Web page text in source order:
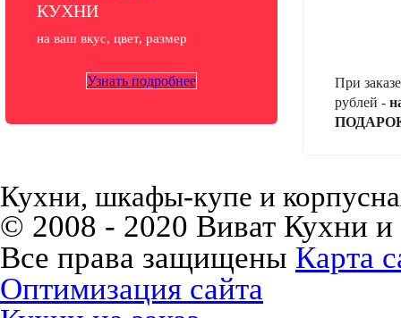
КУХНИ
на ваш вкус, цвет, размер
Узнать подробнее
При
рублей -
Кухни, шкафы-купе и
© 2008 - 2020 Виват Кухни
Все права защищены Карта
Оптимизация сайта